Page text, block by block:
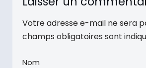
Votre adresse e-mail ne sera
champs obligatoires sont
Nom